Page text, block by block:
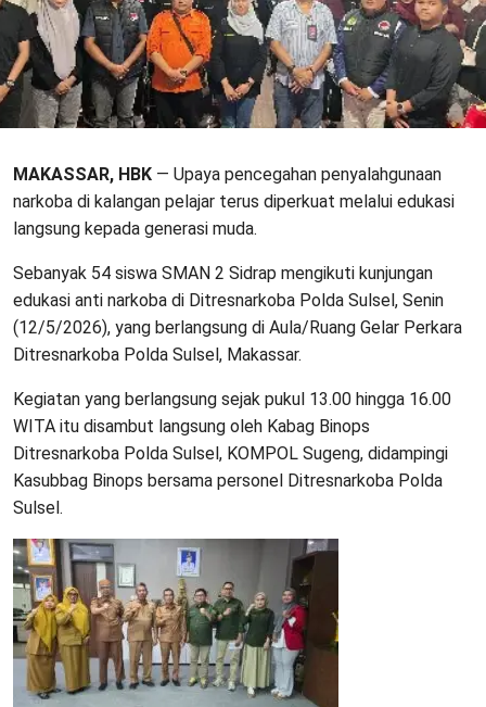
MAKASSAR, HBK — Upaya pencegahan penyalahgunaan
narkoba di kalangan pelajar terus diperkuat melalui edukasi
langsung kepada generasi muda.
Sebanyak 54 siswa SMAN 2 Sidrap mengikuti kunjungan
edukasi anti narkoba di Ditresnarkoba Polda Sulsel, Senin
(12/5/2026), yang berlangsung di Aula/Ruang Gelar Perkara
Ditresnarkoba Polda Sulsel, Makassar.
Kegiatan yang berlangsung sejak pukul 13.00 hingga 16.00
WITA itu disambut langsung oleh Kabag Binops
Ditresnarkoba Polda Sulsel, KOMPOL Sugeng, didampingi
Kasubbag Binops bersama personel Ditresnarkoba Polda
Sulsel.